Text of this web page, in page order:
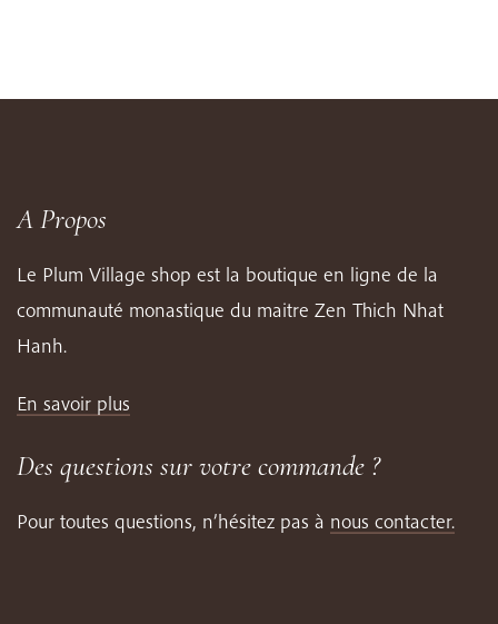
A Propos
Le Plum Village shop est la boutique en ligne de la
communauté monastique du maitre Zen Thich Nhat
Hanh.
En savoir plus
Des questions sur votre commande ?
Pour toutes questions, n’hésitez pas à nous contacter.